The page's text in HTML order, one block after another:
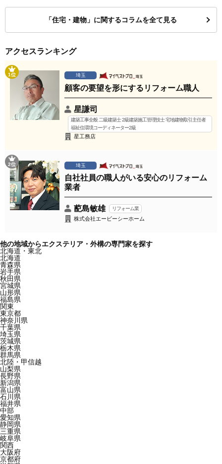
「住宅・建物」に関するコラムを全て見る
アクセスランキング
1位 埼玉
顧客の要望を形にするリフォーム職人
星謙司
建築工事全般 二級建築士 2級建築施工管理技士 宅地建物取引主任者
福祉住環境コーディネーター2級
星工務店
2位 埼玉
自社社員の職人がいる安心のリフォーム
業者
蓜島敏雄 リフォーム業
株式会社エービーシーホーム
他の地域からエクステリア・外構の専門家を探す
北海道・東北
北海道
青森県
岩手県
秋田県
宮城県
山形県
福島県
関東
東京都
神奈川県
千葉県
埼玉県
茨城県
栃木県
群馬県
北陸・甲信越
山梨県
長野県
新潟県
富山県
石川県
福井県
中部
愛知県
静岡県
三重県
岐阜県
関西
大阪府
京都府